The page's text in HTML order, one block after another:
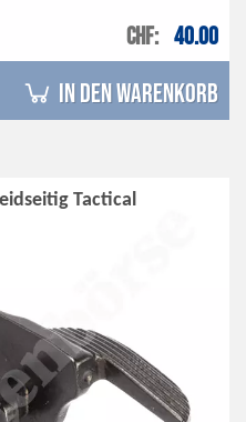
CHF 40.00
in den Warenkorb
Tactical